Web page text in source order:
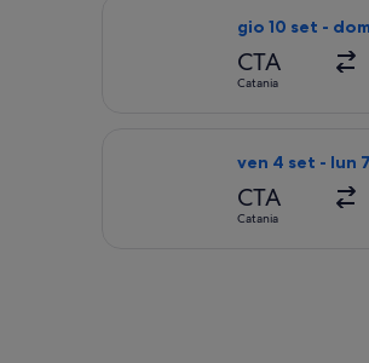
gio 10 set -
CTA
Catania
ven 4 set - lun
CTA
Catania